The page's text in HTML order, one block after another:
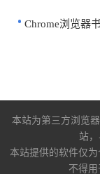
Chrome浏览器
本站为第三方浏览
站
本站提供的软件仅为
不得用